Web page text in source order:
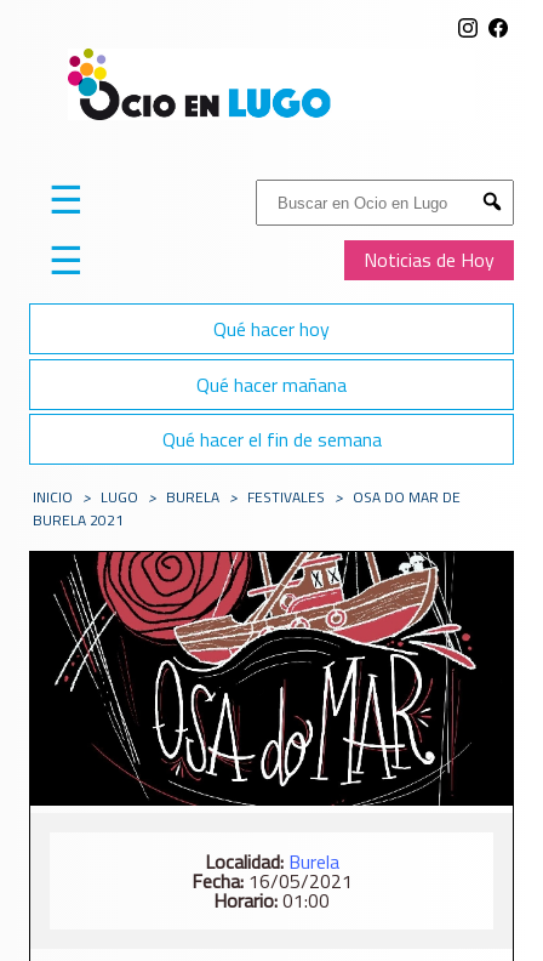
Buscar:
Submit
Noticias de Hoy
☰
☰
Qué hacer hoy
Qué hacer mañana
Qué hacer el fin de semana
INICIO > LUGO > BURELA > FESTIVALES > OSA DO MAR DE
BURELA 2021
Localidad: Burela
Fecha:16/05/2021
Horario:01:00